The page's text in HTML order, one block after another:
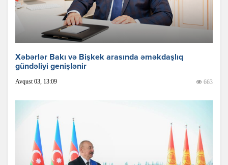
Xəbərlər Bakı və Bişkek arasında əməkdaşlıq
gündəliyi genişlənir
Avqust 03, 13:09 663